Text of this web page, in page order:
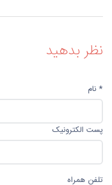
نظر بدهید
* نام
پست الکترونیک
تلفن همراه